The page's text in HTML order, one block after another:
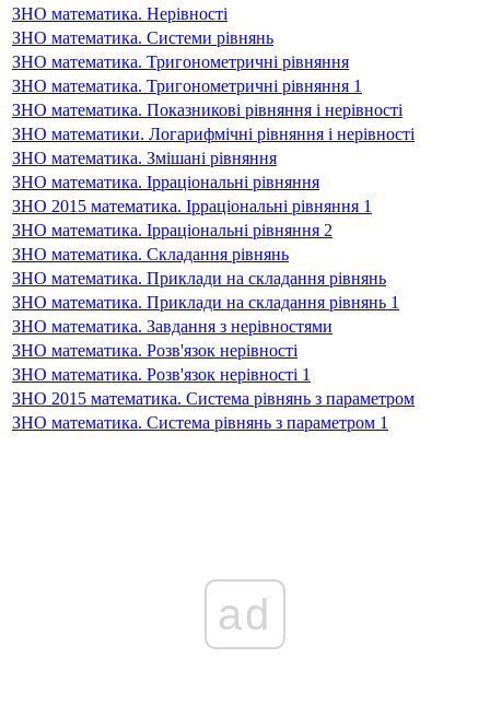
ЗНО математика. Нерівності
ЗНО математика. Системи рівнянь
ЗНО математика. Тригонометричні рівняння
ЗНО математика. Тригонометричні рівняння 1
ЗНО математика. Показникові рівняння і нерівності
ЗНО математики. Логарифмічні рівняння і нерівності
ЗНО математика. Змішані рівняння
ЗНО математика. Ірраціональні рівняння
ЗНО 2015 математика. Ірраціональні рівняння 1
ЗНО математика. Ірраціональні рівняння 2
ЗНО математика. Складання рівнянь
ЗНО математика. Приклади на складання рівнянь
ЗНО математика. Приклади на складання рівнянь 1
ЗНО математика. Завдання з нерівностями
ЗНО математика. Розв'язок нерівності
ЗНО математика. Розв'язок нерівності 1
ЗНО 2015 математика. Система рівнянь з параметром
ЗНО математика. Система рівнянь з параметром 1
ad